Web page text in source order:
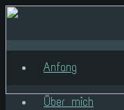
Anfang
Über mich